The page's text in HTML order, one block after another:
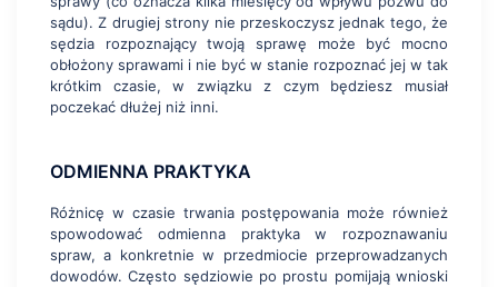
sądu). Z drugiej strony nie przeskoczysz jednak tego, że
sędzia rozpoznający twoją sprawę może być mocno
obłożony sprawami i nie być w stanie rozpoznać jej w tak
krótkim czasie, w związku z czym będziesz musiał
poczekać dłużej niż inni.
ODMIENNA PRAKTYKA
Różnicę w czasie trwania postępowania może również
spowodować odmienna praktyka w rozpoznawaniu
spraw, a konkretnie w przedmiocie przeprowadzanych
dowodów. Często sędziowie po prostu pomijają wnioski